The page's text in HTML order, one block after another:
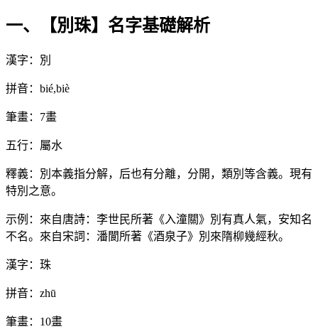
一、【別珠】名字基礎解析
漢字：別
拼音：bié,biè
筆畫：7畫
五行：屬水
釋義：別本義指分解，后也有分離，分開，類別等含義。現有
特別之意。
示例：來自唐詩：李世民所著《入潼關》別有真人氣，安知名
不名。來自宋詞：潘閬所著《酒泉子》別來隋柳幾經秋。
漢字：珠
拼音：zhū
筆畫：10畫